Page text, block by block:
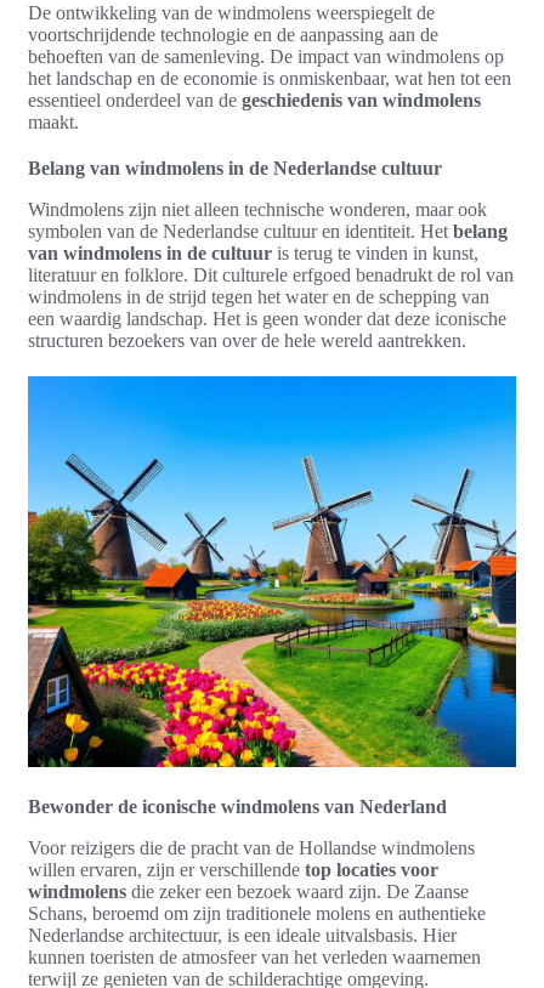
De ontwikkeling van de windmolens weerspiegelt de
voortschrijdende technologie en de aanpassing aan de
behoeften van de samenleving. De impact van windmolens op
het landschap en de economie is onmiskenbaar, wat hen tot een
essentieel onderdeel van de geschiedenis van windmolens
maakt.
Belang van windmolens in de Nederlandse cultuur
Windmolens zijn niet alleen technische wonderen, maar ook
symbolen van de Nederlandse cultuur en identiteit. Het belang
van windmolens in de cultuur is terug te vinden in kunst,
literatuur en folklore. Dit culturele erfgoed benadrukt de rol van
windmolens in de strijd tegen het water en de schepping van
een waardig landschap. Het is geen wonder dat deze iconische
structuren bezoekers van over de hele wereld aantrekken.
Bewonder de iconische windmolens van Nederland
Voor reizigers die de pracht van de Hollandse windmolens
willen ervaren, zijn er verschillende top locaties voor
windmolens die zeker een bezoek waard zijn. De Zaanse
Schans, beroemd om zijn traditionele molens en authentieke
Nederlandse architectuur, is een ideale uitvalsbasis. Hier
kunnen toeristen de atmosfeer van het verleden waarnemen
terwijl ze genieten van de schilderachtige omgeving.